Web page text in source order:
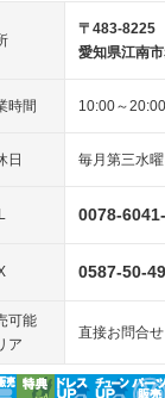
スマートキー
3列シート
オットマン
後席モニター
〒483-8225
愛知県江南
時間 10:00～20:00
日 毎月第三水
0078-
0587-50-
可能
ア
直接お問合